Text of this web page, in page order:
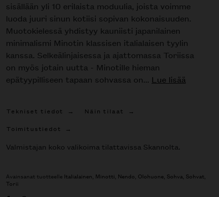
sisällään yli 10 erilaista moduulia, joista voimme
luoda juuri sinun kotiisi sopivan kokonaisuuden.
Muotokielessä yhdistyy kauniisti japanilainen
minimalismi Minotin klassisen italialaisen tyylin
kanssa. Selkeälinjaisessa ja ajattomassa Toriissa
on myös jotain uutta - Minotille hieman
epätyypilliseen tapaan sohvassa on... Lue lisää
Tekniset tiedot
Näin tilaat
Toimitustiedot
Valmistajan koko valikoima tilattavissa Skannolta.
Avainsanat tuotteelle Italialainen Minotti Nendo Olohuone Sohva Sohvat
Torii